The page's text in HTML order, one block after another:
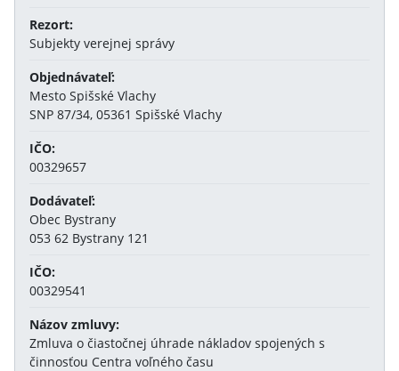
Rezort:
Subjekty verejnej správy
Objednávateľ:
Mesto Spišské Vlachy
SNP 87/34, 05361 Spišské Vlachy
IČO:
00329657
Dodávateľ:
Obec Bystrany
053 62 Bystrany 121
IČO:
00329541
Názov zmluvy:
Zmluva o čiastočnej úhrade nákladov spojených s
činnosťou Centra voľného času